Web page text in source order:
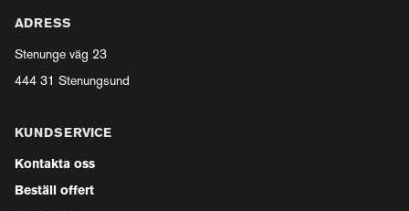
ADRESS
Stenunge väg 23
444 31 Stenungsund
KUNDSERVICE
Kontakta oss
Beställ offert